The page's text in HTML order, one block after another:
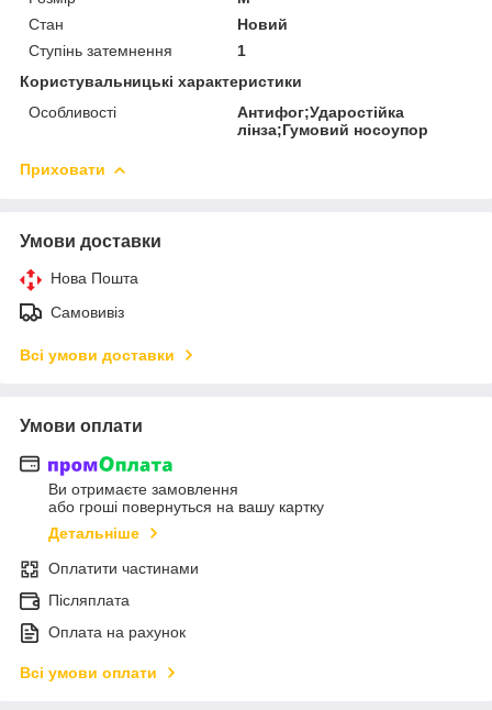
Стан
Новий
Ступінь затемнення
1
Користувальницькі характеристики
Особливості
Антифог;Ударостійка
лінза;Гумовий носоупор
Приховати
Умови доставки
Нова Пошта
Самовивіз
Всі умови доставки
Умови оплати
Ви отримаєте замовлення
або гроші повернуться на вашу картку
Детальніше
Оплатити частинами
Післяплата
Оплата на рахунок
Всі умови оплати